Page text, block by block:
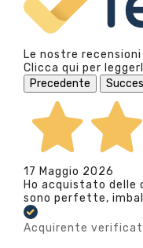
Le nostre
Clicca qui per
Precedente
17 Maggio 2026
Ho acquistato delle
sono perfette,
Acquirente